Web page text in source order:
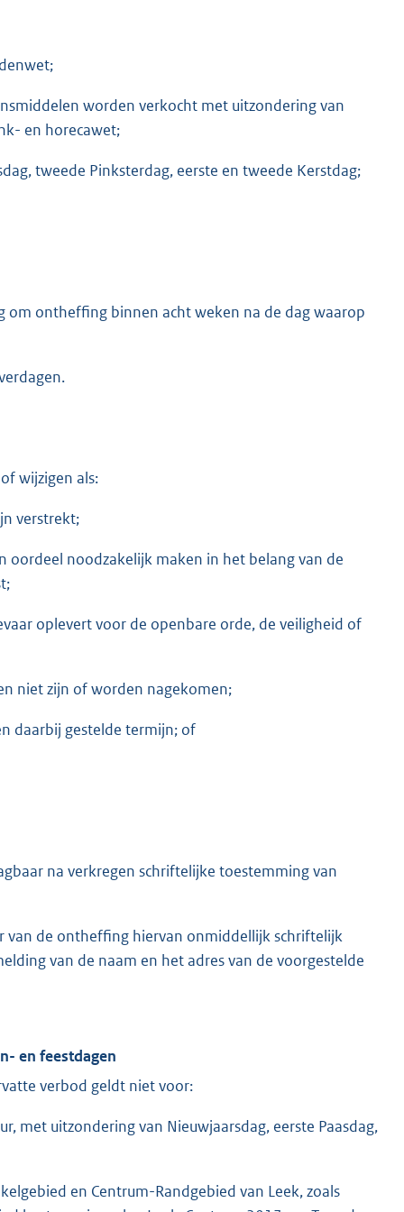
worden verkocht met uitzondering van
en horecawet;
tweede Pinksterdag, eerste en tweede Kerstdag;
om ontheffing binnen acht weken na de dag waarop
wijzigen als:
verstrekt;
noodzakelijk maken in het belang van de
oplevert voor de openbare orde, de veiligheid of
niet zijn of worden nagekomen;
daarbij gestelde termijn; of
na verkregen schriftelijke toestemming van
van de ontheffing hiervan onmiddellijk schriftelijk
van de naam en het adres van de voorgestelde
en feestdagen
verbod geldt niet voor:
met uitzondering van Nieuwjaarsdag, eerste Paasdag,
en Centrum-Randgebied van Leek, zoals